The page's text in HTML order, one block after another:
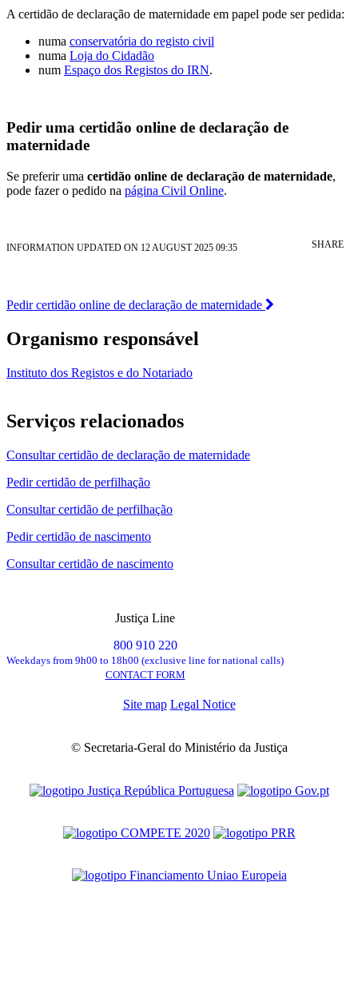
A certidão de declaração de maternidade em papel pode ser pedida:
numa conservatória do registo civil
numa Loja do Cidadão
num Espaço dos Registos do IRN.
Pedir uma certidão online de declaração de
maternidade
Se preferir uma certidão online de declaração de maternidade,
pode fazer o pedido na página Civil Online.
INFORMATION UPDATED ON 12 AUGUST 2025 09:35 SHARE
Pedir certidão online de declaração de maternidade
Organismo responsável
Instituto dos Registos e do Notariado
Serviços relacionados
Consultar certidão de declaração de maternidade
Pedir certidão de perfilhação
Consultar certidão de perfilhação
Pedir certidão de nascimento
Consultar certidão de nascimento
Justiça Line
800 910 220
Weekdays from 9h00 to 18h00 (exclusive line for national calls)
CONTACT FORM
Site map Legal Notice
© Secretaria-Geral do Ministério da Justiça